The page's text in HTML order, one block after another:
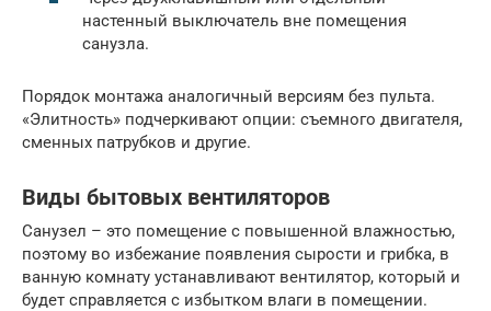
настенный выключатель вне помещения
санузла.
Порядок монтажа аналогичный версиям без пульта.
«Элитность» подчеркивают опции: съемного двигателя,
сменных патрубков и другие.
Виды бытовых вентиляторов
Санузел – это помещение с повышенной влажностью,
поэтому во избежание появления сырости и грибка, в
ванную комнату устанавливают вентилятор, который и
будет справляется с избытком влаги в помещении.